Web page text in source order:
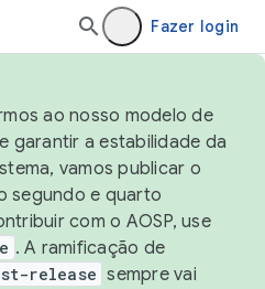
Fazer login
ao nosso modelo de
garantir a estabilidade da
vamos publicar o
segundo e quarto
com o AOSP, use
. A ramificação de
release sempre vai